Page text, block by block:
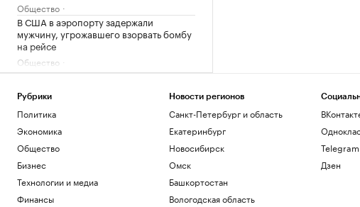
Общество
В США в аэропорту задержали
мужчину, угрожавшего взорвать бомбу
на рейсе
Общество
Во Внуково предупредили о задержках
Общество
В Саудовской Аравии сообщили об 11
пострадавших при атаках хуситов
Политика
В Турции заявили, что Европа
потребовала подтверждать
происхождение газа
Политика
Рубрики
Политика
Экономика
Общество
Бизнес
Технологии и медиа
Финансы
Новости регионов
Санкт-Петербург и область
Екатеринбург
Новосибирск
Омск
Башкортостан
Вологодская область
Telegram
Дзен